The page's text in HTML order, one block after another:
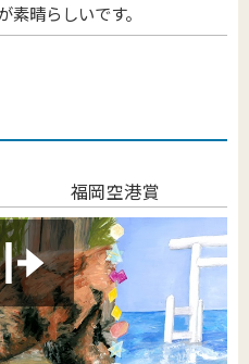
晴らしいです。
福岡空港賞